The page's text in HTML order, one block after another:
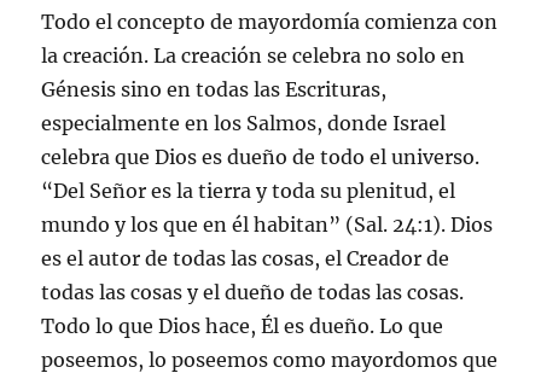
Todo el concepto de mayordomía comienza con
la creación. La creación se celebra no solo en
Génesis sino en todas las Escrituras,
especialmente en los Salmos, donde Israel
celebra que Dios es dueño de todo el universo.
“Del Señor es la tierra y toda su plenitud, el
mundo y los que en él habitan” (Sal. 24:1). Dios
es el autor de todas las cosas, el Creador de
todas las cosas y el dueño de todas las cosas.
Todo lo que Dios hace, Él es dueño. Lo que
poseemos, lo poseemos como mayordomos que